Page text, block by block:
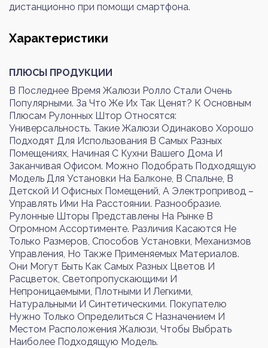
дистанционно при помощи смартфона.
Характеристики
ПЛЮСЫ ПРОДУКЦИИ
В Последнее Время Жалюзи Ролло Стали Очень
Популярными. За Что Же Их Так Ценят? К Основным
Плюсам Рулонных Штор Относятся:
Универсальность. Такие Жалюзи Одинаково Хорошо
Подходят Для Использования В Самых Разных
Помещениях, Начиная С Кухни Вашего Дома И
Заканчивая Офисом. Можно Подобрать Подходящую
Модель Для Установки На Балконе, В Спальне, В
Детской И Офисных Помещений, А Электропривод –
Управлять Ими На Расстоянии. Разнообразие.
Рулонные Шторы Представлены На Рынке В
Огромном Ассортименте. Различия Касаются Не
Только Размеров, Способов Установки, Механизмов
Управления, Но Также Применяемых Материалов.
Они Могут Быть Как Самых Разных Цветов И
Расцветок, Светопропускающими И
Непроницаемыми, Плотными И Легкими,
Натуральными И Синтетическими. Покупателю
Нужно Только Определиться С Назначением И
Местом Расположения Жалюзи, Чтобы Выбрать
Наиболее Подходящую Модель.
Войти Регистрация
Номер телефона или почта
Пароль
Забыли пароль?
Войти
Почта